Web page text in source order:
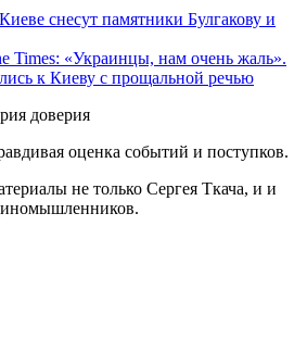
снесут памятники Булгакову и
Times: «Украинцы, нам очень жаль».
к Киеву с прощальной речью
оценка событий и поступков.
не только Сергея Ткача, и и